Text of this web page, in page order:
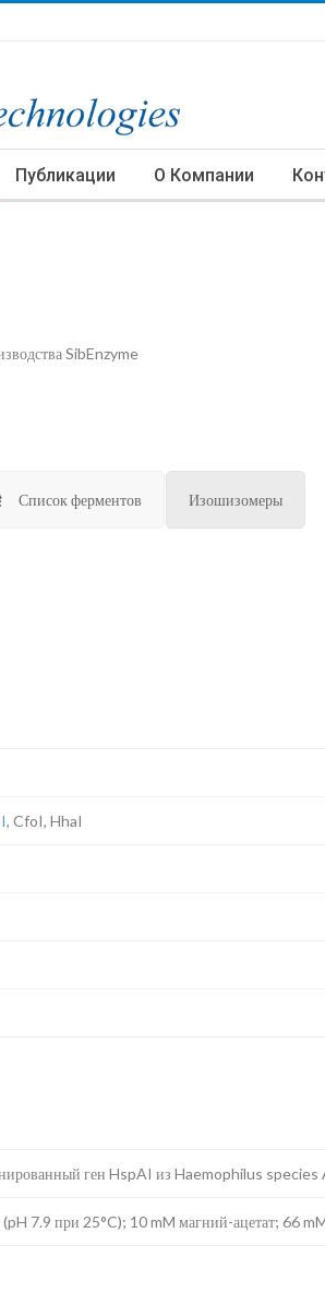
Публикации О Компании
SibEnzyme
Список ферментов Изошизомеры
, CfoI, HhaI
ген HspAI из Haemophilus species
7.9 при 25°C); 10 mM магний-ацетат; 66